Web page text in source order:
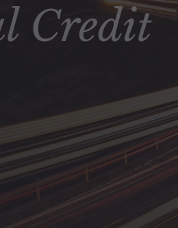
Multi-Asset
Spezial-Investmentfonds
Credit